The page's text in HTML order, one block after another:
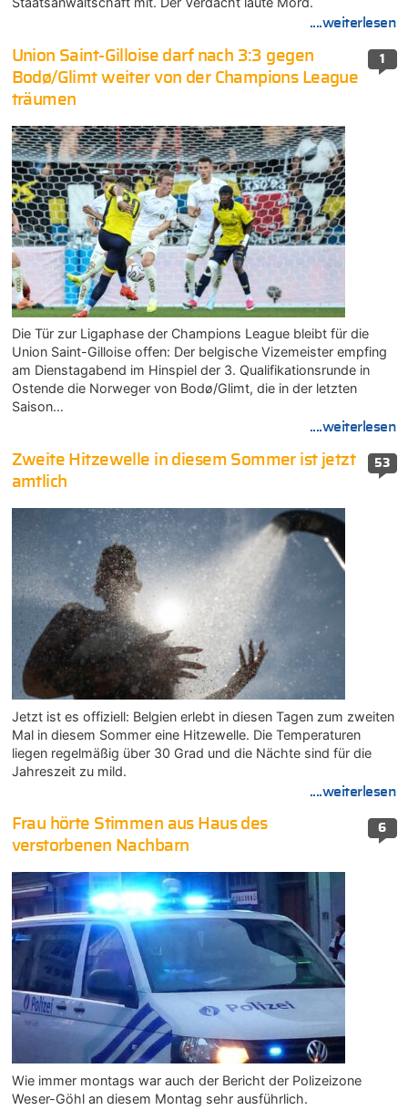
....weiterlesen
1
Union Saint-Gilloise darf nach 3:3 gegen
Bodø/Glimt weiter von der Champions League
träumen
Die Tür zur Ligaphase der Champions League bleibt für die
Union Saint-Gilloise offen: Der belgische Vizemeister empfing
am Dienstagabend im Hinspiel der 3. Qualifikationsrunde in
Ostende die Norweger von Bodø/Glimt, die in der letzten
Saison…
....weiterlesen
53
Zweite Hitzewelle in diesem Sommer ist jetzt
amtlich
Jetzt ist es offiziell: Belgien erlebt in diesen Tagen zum zweiten
Mal in diesem Sommer eine Hitzewelle. Die Temperaturen
liegen regelmäßig über 30 Grad und die Nächte sind für die
Jahreszeit zu mild.
....weiterlesen
6
Frau hörte Stimmen aus Haus des
verstorbenen Nachbarn
Wie immer montags war auch der Bericht der Polizeizone
Weser-Göhl an diesem Montag sehr ausführlich.